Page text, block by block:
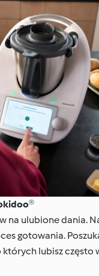
na ulubione dania.
gotowania.
których lubisz często